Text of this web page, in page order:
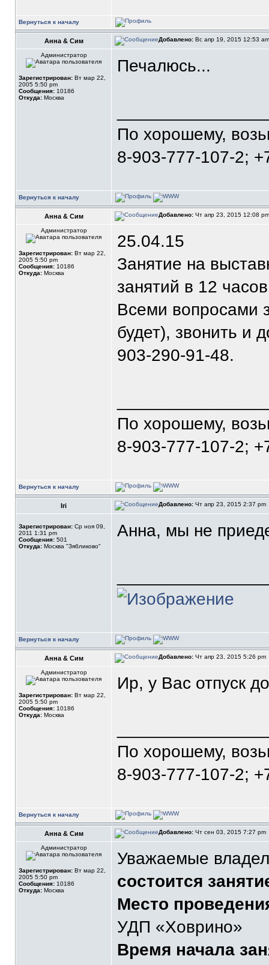
Вернуться к началу
Анна & Сим Добавлено: Вс апр 19, 2015 12:53
Администратор
Зарегистрирован: Вт мар 22,
2005 5:50 pm
Сообщения: 10186
Откуда: Москва
Печалюсь...
По хорошему,
8-903-777-107-2;
Вернуться к началу
Анна & Сим Добавлено: Чт апр 23, 2015 12:08
Администратор
Зарегистрирован: Вт мар 22,
2005 5:50 pm
Сообщения: 10186
Откуда: Москва
25.04.15
Занятие на
занятий в 12
Всеми вопросами
будет), звонить и
903-290-91-48.
По хорошему,
8-903-777-107-2;
Вернуться к началу
Iri Добавлено: Чт апр 23, 2015 2:37 pm
Зарегистрирован: Ср ноя 09,
2011 1:31 pm
Сообщения: 501
Откуда: Москва "Зябликово"
Анна, мы не
Вернуться к началу
Анна & Сим Добавлено: Чт апр 23, 2015 5:26 pm
Администратор
Зарегистрирован: Вт мар 22,
2005 5:50 pm
Сообщения: 10186
Откуда: Москва
Ир, у Вас отпуск
По хорошему,
8-903-777-107-2;
Вернуться к началу
Анна & Сим Добавлено: Чт сен 03, 2015 7:27 pm
Администратор
Зарегистрирован: Вт мар 22,
2005 5:50 pm
Сообщения: 10186
Откуда: Москва
Уважаемые
состоится
Место
УДП «Ховрино»
Время начала